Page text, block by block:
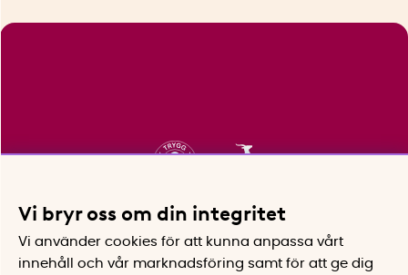
Vi bryr oss om din integritet
Vi använder cookies för att kunna anpassa vårt
innehåll och vår marknadsföring samt för att ge dig